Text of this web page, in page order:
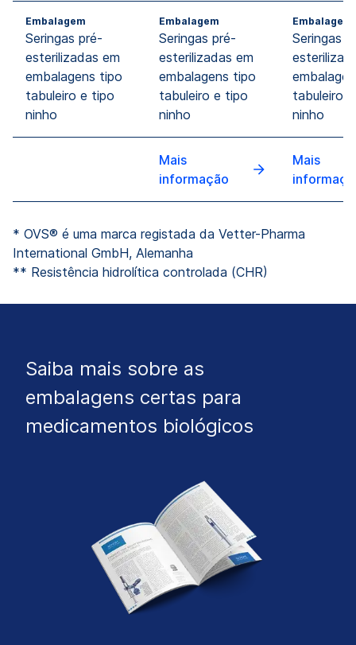
Embalagem
Seringas pré-
esterilizadas em
embalagens tipo
tabuleiro e tipo
ninho
Embalagem
Seringas pré-
esterilizadas em
embalagens tipo
tabuleiro e tipo
ninho
Embalagem
Seringas
tabuleiro
ninho
Mais
informação
Mais
* OVS® é uma marca registada da Vetter-Pharma
International GmbH, Alemanha
** Resistência hidrolítica controlada (CHR)
Saiba mais sobre as
embalagens certas para
medicamentos biológicos